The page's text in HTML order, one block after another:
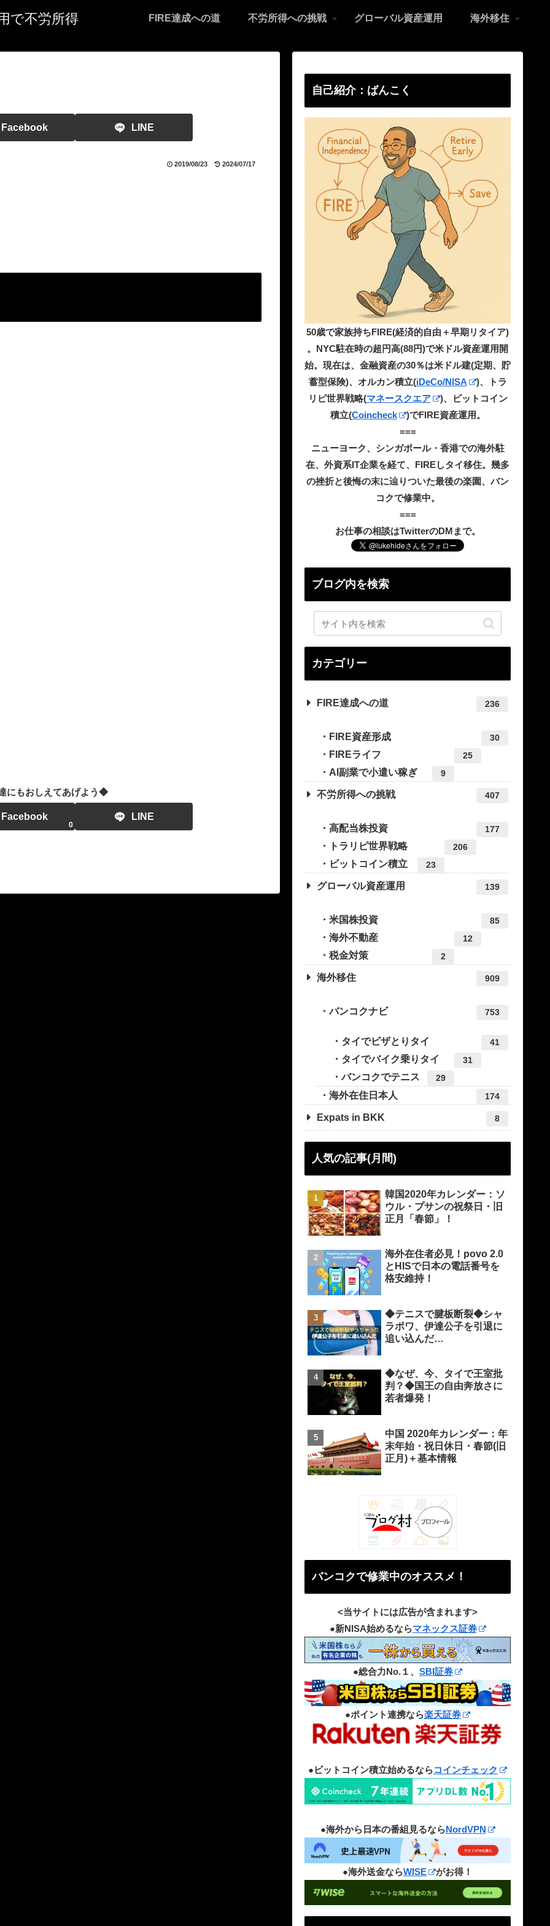
で不労所得 FIRE達成への道 不労所得への挑戦 グローバル資産運用 海外移住
Facebook LINE
2019/08/23 2024/07/17
にもおしえてあげよう◆
Facebook
0
LINE
自己紹介：ばんこく
50歳で家族持ちFIRE(経済的自由＋早期リタイア)
。NYC駐在時の超円高(88円)で米ドル資産運用開
始。現在は、金融資産の30％は米ドル建(定期、貯
蓄型保険)、オルカン積立(iDeCo/NISA
)、トラ
リピ世界戦略(マネースクエア
)、ビットコイン
積立(Coincheck
)でFIRE資産運用。
===
ニューヨーク、シンガポール・香港での海外駐
在、外資系IT企業を経て、FIREしタイ移住。幾多
の挫折と後悔の末に辿りついた最後の楽園、バン
コクで修業中。
===
お仕事の相談はTwitterのDMまで。
ブログ内を検索
カテゴリー
FIRE達成への道 236
FIRE資産形成 30
FIREライフ 25
AI副業で小遣い稼ぎ 9
不労所得への挑戦 407
高配当株投資 177
トラリピ世界戦略 206
ビットコイン積立 23
グローバル資産運用 139
米国株投資 85
海外不動産 12
税金対策 2
海外移住 909
バンコクナビ 753
タイでビザとりタイ 41
タイでバイク乗りタイ 31
バンコクでテニス 29
海外在住日本人 174
Expats in BKK 8
人気の記事(月間)
韓国2020年カレンダー：ソ
ウル・プサンの祝祭日・旧
正月「春節」！
海外在住者必見！povo 2.0
とHISで日本の電話番号を
格安維持！
◆テニスで腱板断裂◆シャ
ラポワ、伊達公子を引退に
追い込んだ…
◆なぜ、今、タイで王室批
判？◆国王の自由奔放さに
若者爆発！
中国 2020年カレンダー：年
末年始・祝日休日・春節(旧
正月)＋基本情報
バンコクで修業中のオススメ！
<当サイトには広告が含まれます>
●新NISA始めるならマネックス証券
●総合力No.１、 SBI証券
●ポイント連携なら楽天証券
●ビットコイン積立始めるならコインチェック
●海外から日本の番組見るならNordVPN
●海外送金ならWISE がお得！